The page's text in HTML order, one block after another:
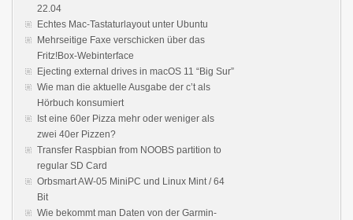
22.04
Echtes Mac-Tastaturlayout unter Ubuntu
Mehrseitige Faxe verschicken über das
Fritz!Box-Webinterface
Ejecting external drives in macOS 11 “Big Sur”
Wie man die aktuelle Ausgabe der c’t als
Hörbuch konsumiert
Ist eine 60er Pizza mehr oder weniger als
zwei 40er Pizzen?
Transfer Raspbian from NOOBS partition to
regular SD Card
Orbsmart AW-05 MiniPC und Linux Mint / 64
Bit
Wie bekommt man Daten von der Garmin-